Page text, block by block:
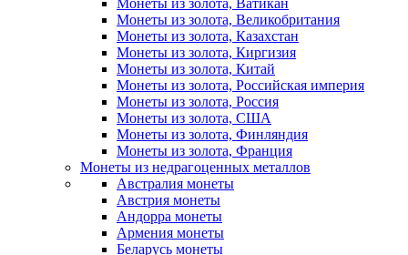
Монеты из золота, Ватикан
Монеты из золота, Великобритания
Монеты из золота, Казахстан
Монеты из золота, Киргизия
Монеты из золота, Китай
Монеты из золота, Российская империя
Монеты из золота, Россия
Монеты из золота, США
Монеты из золота, Финляндия
Монеты из золота, Франция
Монеты из недрагоценных металлов
Австралия монеты
Австрия монеты
Андорра монеты
Армения монеты
Беларусь монеты